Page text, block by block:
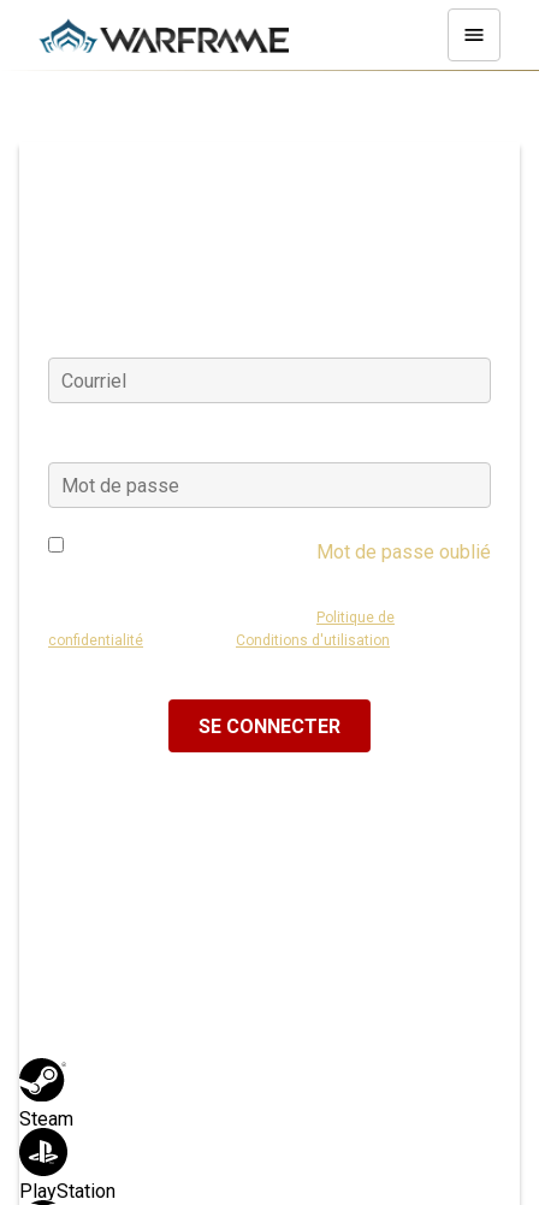
Mot de passe oublié
Politique de
confidentialité
Conditions d'utilisation
Steam
PlayStation